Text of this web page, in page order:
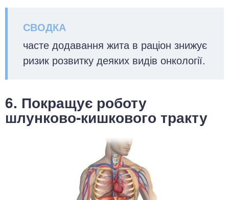
часте додавання жита в раціон знижує
ризик розвитку деяких видів онкології.
6. Покращує роботу
шлунково-кишкового тракту